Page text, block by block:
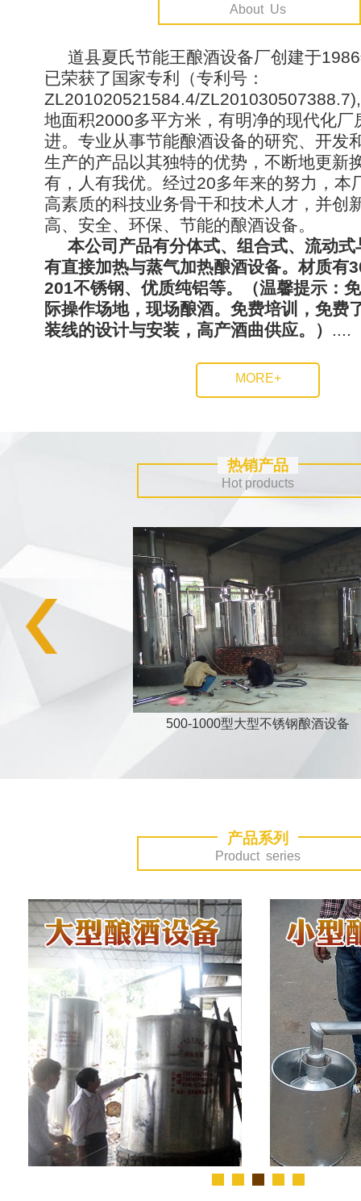
About Us
道县夏氏节能王酿酒设备厂创建于
已荣获了国家专利（专利号：
ZL201020521584.4/
地面积2000多平方米，有明净的现代化厂
进。专业从事节能酿酒设备的研究、开发
生产的产品以其独特的优势，不断地更新
有，人有我优。经过20多年来的努力，本
高素质的科技业务骨干和技术人才，并创
高、安全、环保、节能的酿酒设备。
本公司产品有分体式、组合式、流动式
有直接加热与蒸气加热酿酒设备。材质有
201不锈钢、优质纯铝等。（温馨提示：
际操作场地，现场酿酒。免费培训，免费
装线的设计与安装，高产酒曲供应。） ....
MORE+
热销产品
Hot products
500-1000型大型不锈钢酿酒设备
500型分体式酿酒设备
产品系列
Product series